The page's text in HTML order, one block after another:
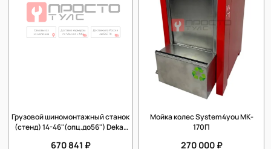
Грузовой шиномонтажный станок
(стенд) 14-46"(опц.до56") Dekar
670 841 ₽
Мойка колес System4you MK-
170П
270 000 ₽